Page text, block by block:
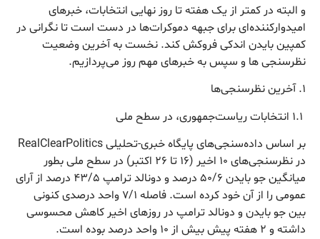
و البته در کمتر از یک هفته تا روز نهایی انتخابات، خبرهای
امیدوارکننده‌ای برای جبهه دموکرات‌ها در دست است تا نگرانی در
کمپین بایدن اندکی فروکش کند. نخست به آخرین وضعیت
نظرسنجی ها و سپس به خبرهای مهم روز می‌پردازیم.
۱. آخرین نظرسنجی‌ها
بر اساس داده‌سنجی‌های پایگاه خبری-تحلیلی RealClearPolitics
در نظرسنجی‌های ۱۰ اخیر (۱۶ تا ۲۶ اکتبر) در سطح ملی بطور
میانگین جو بایدن ۵۰/۶ درصد و دونالد ترامپ ۴۳/۵ درصد از آرای
عمومی را از آن خود کرده است. فاصله ۷/۱ واحد درصدی کنونی
بین جو بایدن و دونالد ترامپ در روز‌های اخیر کاهش محسوسی
داشته و ۲ هفته پیش بیش از ۱۰ واحد درصد بوده است.